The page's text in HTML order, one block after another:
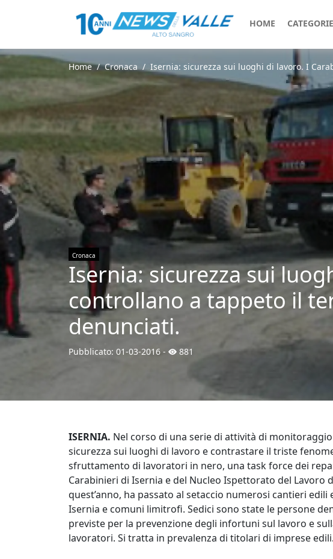
HOME CATEGORIE
Home Cronaca Isernia: sicurezza sui luoghi di lavoro. I
Cronaca
Isernia: sicurezza sui
controllano a tappeto il
denunciati.
Pubblicato: 01-03-2016 - 881
ISERNIA. Nel corso di una serie di attività di
sicurezza sui luoghi di lavoro e contrastare il triste
sfruttamento di lavoratori in nero, una task force dei
Carabinieri di Isernia e del Nucleo Ispettorato del Lavoro
quest’anno, ha passato al setaccio numerosi cantieri
Isernia e comuni limitrofi. Sedici sono state le persone
previste per la prevenzione degli infortuni sul lavoro e
lavoratori. Si tratta in prevalenza di titolari di imprese edili.